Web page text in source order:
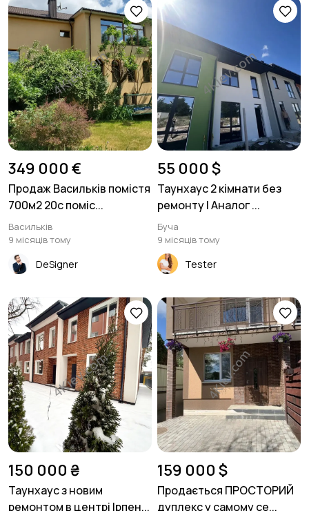
349 000 €
Продаж Васильків помістя
700м2 20с поміс...
Васильків
9 місяців тому
DeSigner
55 000 $
Таунхаус 2 кімнати без
ремонту | Аналог ...
Буча
9 місяців тому
Tester
150 000 ₴
Таунхаус з новим
ремонтом в центрі Ірпен...
159 000 $
Продається ПРОСТОРИЙ
дуплекс у самому се...